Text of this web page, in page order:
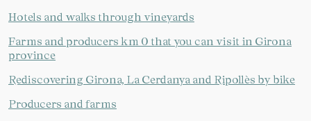
Hotels and walks through vineyards
Farms and producers km 0 that you can visit in Girona
province
Rediscovering Girona, La Cerdanya and Ripollès by bike
Producers and farms